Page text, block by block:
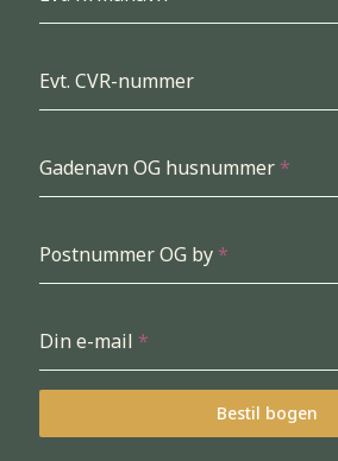
Evt. CVR-nummer
Gadenavn OG husnummer *
Postnummer OG by *
Din e-mail *
Bestil bogen